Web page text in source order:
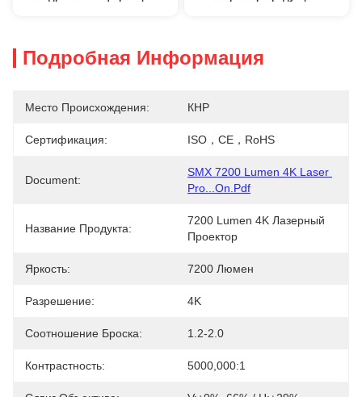
Подробная Информация
Место Происхождения: КНР
Сертификация: ISO，CE，RoHS
Document:
SMX 7200 Lumen 4K Laser
Pro...on.pdf
Название Продукта:
7200 Lumen 4K Лазерный
Проектор
Яркость: 7200 Люмен
Разрешение: 4K
Соотношение Броска: 1.2-2.0
Контрастность: 5000,000:1